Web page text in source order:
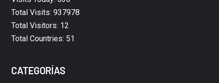
Total Visits: 937978
Total Visitors: 12
Total Countries: 51
CATEGORÍAS